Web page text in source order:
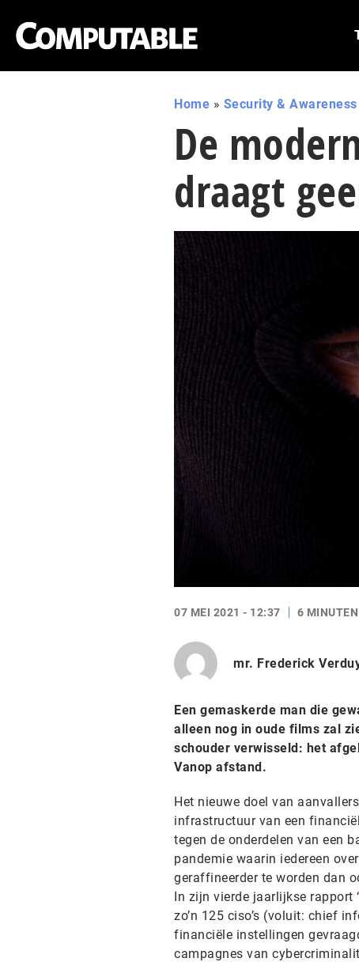
Home » Security & Awareness
De
draagt
07 MEI 2021 - 12:37 6
mr. Frederick
Een gemaskerde man die
alleen nog in oude films zal
schouder verwisseld: het
Vanop afstand.
Het nieuwe doel van
infrastructuur van een
tegen de onderdelen van een
pandemie waarin iedereen
geraffineerder te worden dan
In zijn vierde jaarlijkse rapport ‘
zo’n 125 ciso’s (voluit: chief
financiële instellingen
campagnes van